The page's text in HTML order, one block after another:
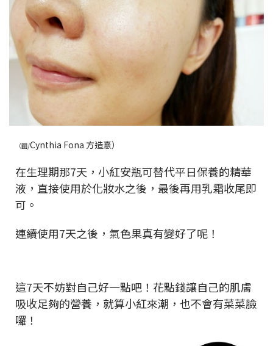
（圖/Cynthia Fona 方造憙）
在生理期那7天，小紅安瓶可替代平日保養的精華
液，直接使用於化妝水之後，最後再用乳霜收尾即
可。
連續使用7天之後，氣色果真有變好了呢！
這7天不妨對自己好一點吧！花點錢讓自己的肌膚
吸收足夠的營養，就算小紅來潮，也不會有菜菜臉
囉！